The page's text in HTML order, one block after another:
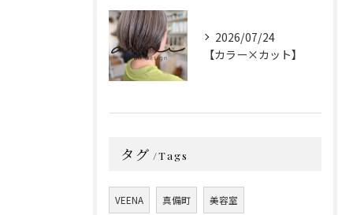
2026/07/24
【カラー×カット】
タグ Tags
VEENA 真備町 美容室